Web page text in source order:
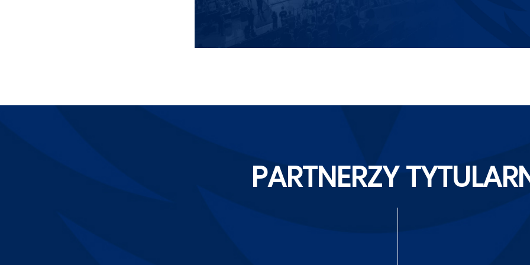
PARTNERZY